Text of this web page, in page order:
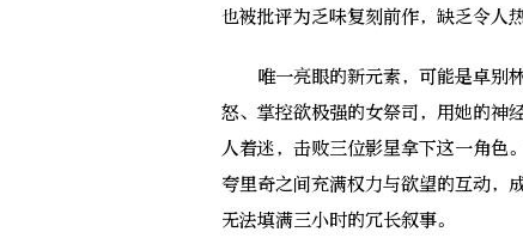
也被批评为乏味复刻前作，缺乏令人
唯一亮眼的新元素，可能是卓别
怒、掌控欲极强的女祭司，用她的神
人着迷，击败三位影星拿下这一角色
夸里奇之间充满权力与欲望的互动，
无法填满三小时的冗长叙事。